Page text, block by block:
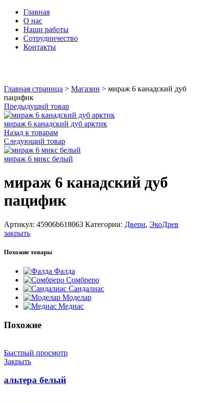
Главная
О нас
Наши работы
Сотрудничество
Контакты
Главная страница > Магазин > мираж 6 канадский дуб
пацифик
Предыдущий товар
мираж 6 канадский дуб арктик
Назад к товарам
Следующий товар
мираж 6 микс белый
мираж 6 канадский дуб
пацифик
Артикул: 45906b618063 Категории: Двери, ЭкоДрев
закрыть
Похожие товары
Фалда
Сомбреро
Сандалиас
Моделар
Медиас
Похожие
Быстрый просмотр
Закрыть
альтера белый